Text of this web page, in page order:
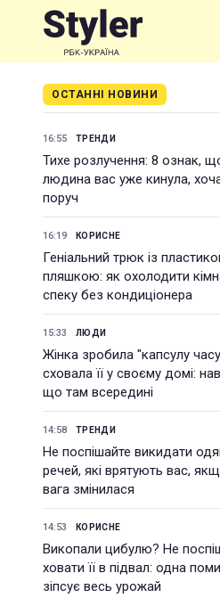
ОСТАННІ НОВИНИ
16:55 ТРЕНДИ
Тихе розлучення: 8 ознак,
людина вас уже кинула,
поруч
16:19 КОРИСНЕ
Геніальний трюк із
пляшкою: як охолодити
спеку без кондиціонера
15:33 ЛЮДИ
Жінка зробила "капсулу
сховала її у своєму домі:
що там всередині
14:58 ТРЕНДИ
Не поспішайте викидати
речей, які врятують вас,
вага змінилася
14:53 КОРИСНЕ
Викопали цибулю? Не
ховати її в підвал: одна
зіпсує весь урожай